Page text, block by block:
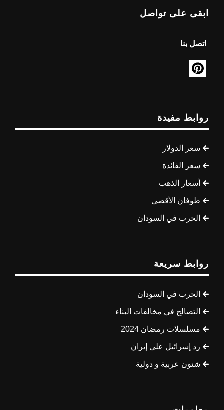
ابقى على تواصل
اتصل بنا
روابط مفيدة
سعر الدولار
سعر الفائدة
أسعار الذهب
طوفان الأقصى
الحرب في السودان
روابط سريعة
الحرب في السودان
التصالح في مخالفات البناء
مسلسلات رمضان 2024
رد إسرائيل على إيران
شئون عربية و دولية